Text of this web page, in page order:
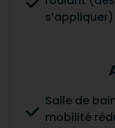
s’appliquer)
Salle de
mobilité